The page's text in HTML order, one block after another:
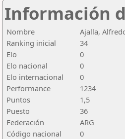
Información
Nombre
Ajalla,
Ranking inicial
34
Elo
0
Elo nacional
0
Elo internacional
0
Performance
1234
Puntos
1,5
Puesto
36
Federación
ARG
Código nacional
0